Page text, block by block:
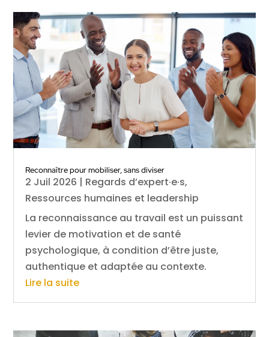
Reconnaître pour mobiliser, sans diviser
2 Juil 2026 | Regards d’expert·e·s,
Ressources humaines et leadership
La reconnaissance au travail est un puissant
levier de motivation et de santé
psychologique, à condition d’être juste,
authentique et adaptée au contexte.
Lire la suite